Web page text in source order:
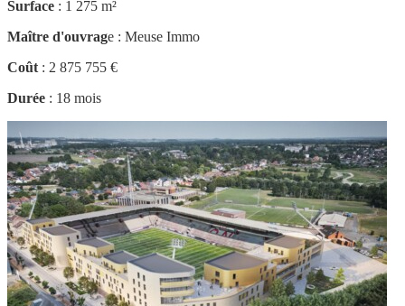
Surface : 1 275 m²
Maître d'ouvrage : Meuse Immo
Coût : 2 875 755 €
Durée : 18 mois